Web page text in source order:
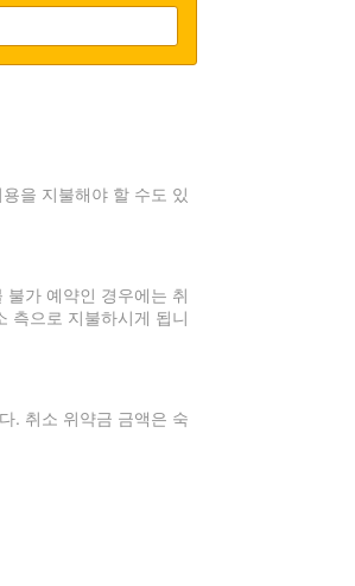
을 지불해야 할 수도 있
가 예약인 경우에는 취
측으로 지불하시게 됩니
. 취소 위약금 금액은 숙